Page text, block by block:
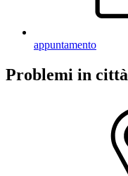
appuntamento
Problemi in città